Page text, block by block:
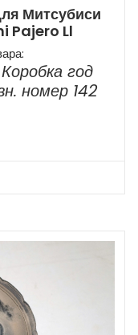
Митсубиси
Pajero Ll
год
номер 142